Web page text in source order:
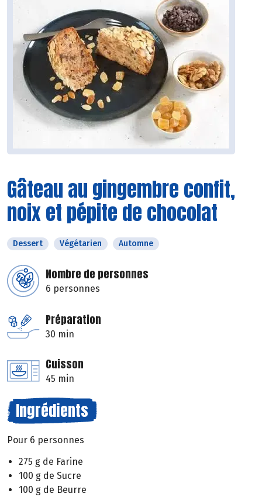
Gâteau au gingembre confit,
noix et pépite de chocolat
Dessert Végétarien Automne
Nombre de personnes
6 personnes
Préparation
30 min
Cuisson
45 min
Ingrédients
Pour 6 personnes
275 g de Farine
100 g de Sucre
100 g de Beurre